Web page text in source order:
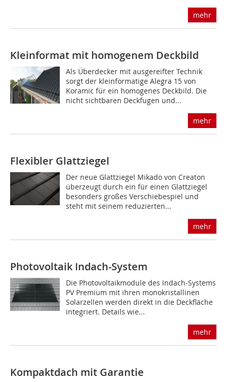
mehr
Kleinformat mit homogenem Deckbild
Als Überdecker mit ausgereifter Technik
sorgt der kleinformatige Alegra 15 von
Koramic für ein homogenes Deckbild. Die
nicht sichtbaren Deckfugen und...
mehr
Flexibler Glattziegel
Der neue Glattziegel Mikado von Creaton
überzeugt durch ein für einen Glattziegel
besonders großes Verschiebespiel und
steht mit seinem reduzierten...
mehr
Photovoltaik Indach-System
Die Photovoltaikmodule des Indach-Systems
PV Premium mit ihren monokristallinen
Solarzellen werden direkt in die Deckfläche
integriert. Details wie...
mehr
Kompaktdach mit Garantie